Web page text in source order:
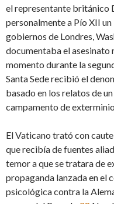
el representante británico
personalmente a Pío XII
gobiernos de Londres,
documentaba el asesinato
momento durante la
Santa Sede recibió el
basado en los relatos de
campamento de
El Vaticano trató con
que recibía de fuentes
temor a que se tratara de
propaganda lanzada en el
psicológica contra la